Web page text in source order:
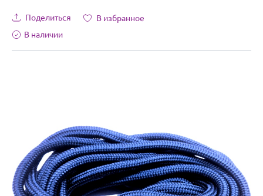
Поделиться
В избранное
В наличии